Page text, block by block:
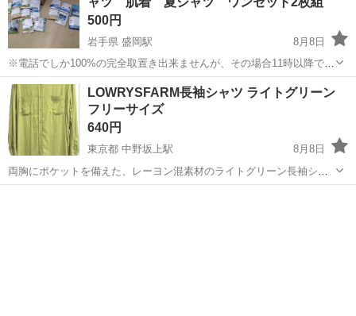
500円
岩手県 盛岡駅
8月8日
※電話でしか100%の完全取置き出来ませんが、その場合11時以降でお
願い致します。 (お問い合わせ欄からの完全取置きはできません) ※こ
ちら逃げも隠れも出来ない店舗型のジモティーお取り引きなので個人
間のお取り引きより...
岩手 盛岡市 シャツ
LOWRYSFARM長袖シャツ ライトグリーン
フリーサイズ
640円
東京都 中野坂上駅
8月8日
両胸にポケットを備えた、レーヨン混素材のライトグリーン長袖シャ
ツです。 数回着用しています。